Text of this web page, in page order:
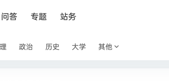
问答 专题 站务
政治 历史 大学 其他